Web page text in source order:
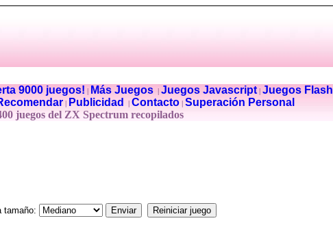
9000 juegos! Más Juegos| Juegos Javascript| Juegos Flash
Publicidad Contacto Superación Personal
juegos del ZX Spectrum recopilados
tamaño: